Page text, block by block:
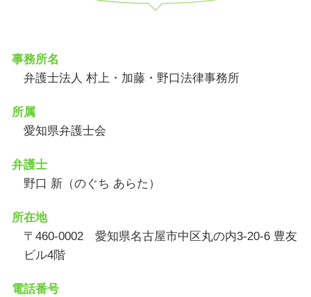
事務所名
弁護士法人 村上・加藤・野口法律事務所
所属
愛知県弁護士会
弁護士
野口 新（のぐち あらた）
所在地
〒460-0002 愛知県名古屋市中区丸の内3-20-6 豊友
ビル4階
電話番号